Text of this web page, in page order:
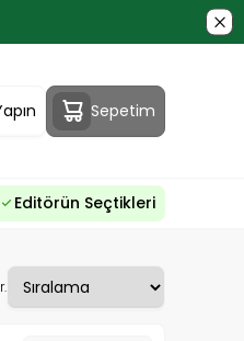
Sepetim
Editörün Seçtikleri